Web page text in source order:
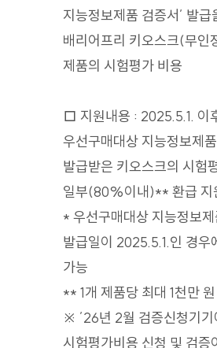
지능정보제품 검증서’ 발급
배리어프리 키오스크(무인
제품의 시험평가 비용
□ 지원내용 : 2025.5.1. 이
우선구매대상 지능정보제
발급받은 키오스크의 시험
일부(80%이내)** 환급 지
* 우선구매대상 지능정보
발급일이 2025.5.1.인 경우
가능
** 1개 제품당 최대 1천만
※ ’26년 2월 검증신청기기
시험평가비용 신청 및 검증